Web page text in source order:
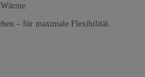
– für maximale Flexibilität.